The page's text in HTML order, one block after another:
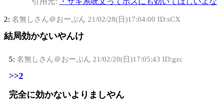
2: 名無しさん＠おーぷん 21/02/28(日)17:04:00 ID:sCX
結局効かないやんけ
5: 名無しさん＠おーぷん 21/02/28(日)17:05:43 ID:gzc
>>2
完全に効かないよりましやん